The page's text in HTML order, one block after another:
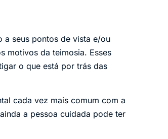
a seus pontos de vista e/ou
motivos da teimosia. Esses
o que está por trás das
cada vez mais comum com a
a pessoa cuidada pode ter